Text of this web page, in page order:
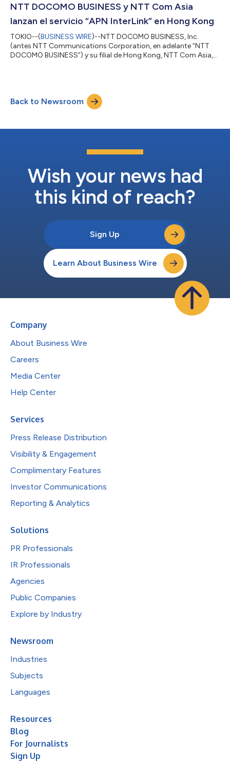
acaban de firmar una alianza estratégica para ampliar la oferta
NTT DOCOMO BUSINESS y NTT Com Asia
lanzan el servicio “APN InterLink” en Hong Kong
TOKIO--(BUSINESS WIRE)--NTT DOCOMO BUSINESS, Inc.
(antes NTT Communications Corporation, en adelante “NTT
DOCOMO BUSINESS”) y su filial de Hong Kong, NTT Com Asia,
Network (APN)*1 en apoyo de la iniciativa IOWN®*2.
Implantado comercialmente en Hong Kong, uno de los
principales centros financieros de Asia, el nuevo ser...
Back to Newsroom
Wish your news had
this kind of reach?
Sign Up
Learn About Business Wire
Company
About Business Wire
Careers
Media Center
Help Center
Services
Press Release Distribution
Visibility & Engagement
Complimentary Features
Investor Communications
Reporting & Analytics
Solutions
PR Professionals
IR Professionals
Agencies
Public Companies
Explore by Industry
Newsroom
Industries
Subjects
Languages
Resources
Blog
For Journalists
Sign Up